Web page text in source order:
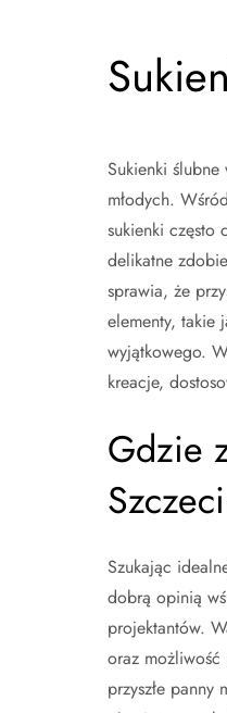
Sukienki
młodych.
sukienki często
delikatne
sprawia, że
elementy, takie
wyjątkowego.
kreacje,
Gdzie
Szukając
dobrą opinią
projektantów.
oraz
przyszłe